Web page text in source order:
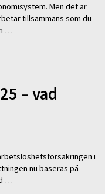
Men det är
tillsammans som du
…
– vad
i
nu baseras på
…